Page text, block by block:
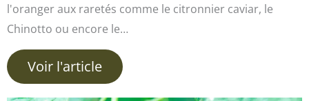
l'oranger aux raretés comme le citronnier caviar, le
Chinotto ou encore le…
Voir l'article